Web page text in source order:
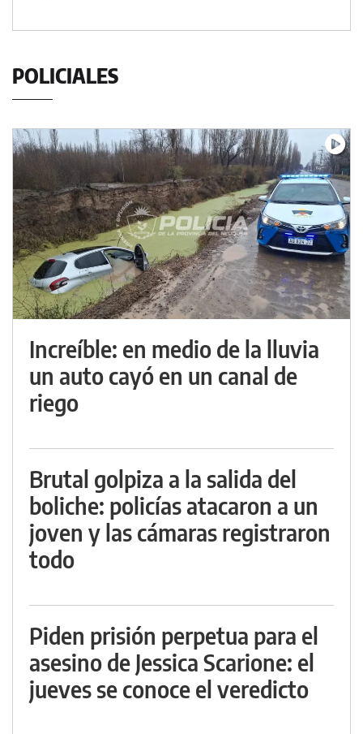
POLICIALES
Increíble: en medio de la lluvia
un auto cayó en un canal de
riego
Brutal golpiza a la salida del
boliche: policías atacaron a un
joven y las cámaras registraron
todo
Piden prisión perpetua para el
asesino de Jessica Scarione: el
jueves se conoce el veredicto